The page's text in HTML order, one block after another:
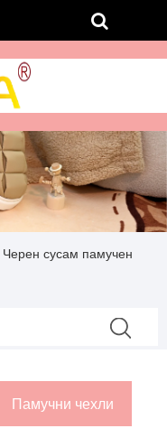
Черен сусам памучен
Памучни чехли